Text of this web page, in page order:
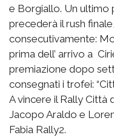
e Borgiallo. Un ultimo
precederà il rush
consecutivamente:
prima dell’ arrivo a
premiazione dopo
consegnati i trofei:
A vincere il Rally Città
Jacopo Araldo e
Fabia Rally2.